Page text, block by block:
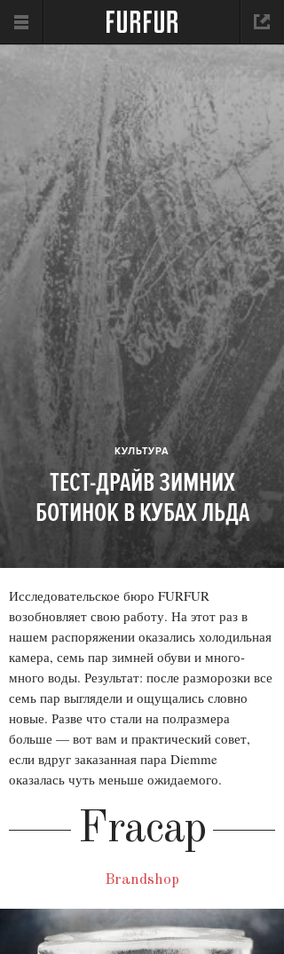
КУЛЬТУРА
ТЕСТ-ДРАЙВ ЗИМНИХ
БОТИНОК В КУБАХ ЛЬДА
Исследовательское бюро FURFUR
возобновляет свою работу. На этот раз в
нашем распоряжении оказались холодильная
камера, семь пар зимней обуви и много-
много воды. Результат: после разморозки все
семь пар выглядели и ощущались словно
новые. Разве что стали на полразмера
больше — вот вам и практический совет,
если вдруг заказанная пара Diemme
оказалась чуть меньше ожидаемого.
Fracap
Brandshop